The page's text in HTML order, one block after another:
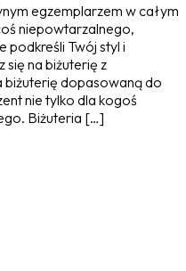
egzemplarzem w całym
niepowtarzalnego,
podkreśli Twój styl i
na biżuterię z
biżuterię dopasowaną do
nie tylko dla kogoś
Biżuteria […]